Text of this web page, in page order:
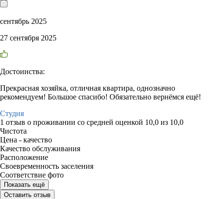
сентябрь 2025
27 сентября 2025
Достоинства:
Прекрасная хозяйка, отличная квартира, однозначно
рекомендуем! Большое спасибо! Обязательно вернёмся ещё!
Студия
1 отзыв о проживании со средней оценкой 10,0 из 10,0
Чистота
Цена - качество
Качество обслуживания
Расположение
Своевременность заселения
Соответствие фото
Показать ещё
Оставить отзыв